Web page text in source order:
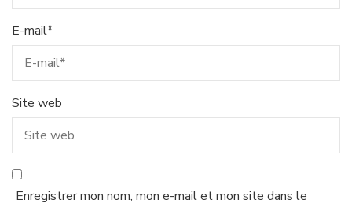
E-mail*
Site web
Enregistrer mon nom, mon e-mail et mon site dans le